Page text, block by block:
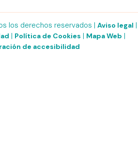
los derechos reservados | Aviso legal |
| Política de Cookies | Mapa Web |
de accesibilidad